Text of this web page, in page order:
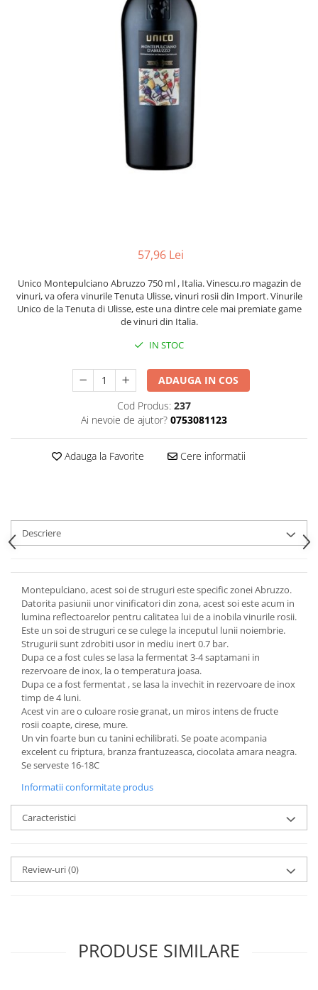
57,96 Lei
Unico Montepulciano Abruzzo 750 ml , Italia. Vinescu.ro magazin de
vinuri, va ofera vinurile Tenuta Ulisse, vinuri rosii din Import. Vinurile
Unico de la Tenuta di Ulisse, este una dintre cele mai premiate game
de vinuri din Italia.
IN STOC
ADAUGA IN COS
Cod Produs: 237
Ai nevoie de ajutor? 0753081123
Adauga la Favorite Cere informatii
Descriere
Montepulciano, acest soi de struguri este specific zonei Abruzzo.
Datorita pasiunii unor vinificatori din zona, acest soi este acum in
lumina reflectoarelor pentru calitatea lui de a inobila vinurile rosii.
Este un soi de struguri ce se culege la inceputul lunii noiembrie.
Strugurii sunt zdrobiti usor in mediu inert 0.7 bar.
Dupa ce a fost cules se lasa la fermentat 3-4 saptamani in
rezervoare de inox, la o temperatura joasa.
Dupa ce a fost fermentat , se lasa la invechit in rezervoare de inox
timp de 4 luni.
Acest vin are o culoare rosie granat, un miros intens de fructe
rosii coapte, cirese, mure.
Un vin foarte bun cu tanini echilibrati. Se poate acompania
excelent cu friptura, branza frantuzeasca, ciocolata amara neagra.
Se serveste 16-18C
Informatii conformitate produs
Caracteristici
Review-uri(0)
PRODUSE SIMILARE